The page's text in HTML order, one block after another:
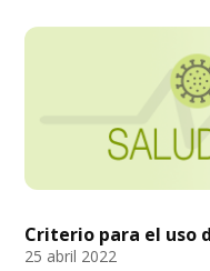
Criterio para el uso
25 abril 2022